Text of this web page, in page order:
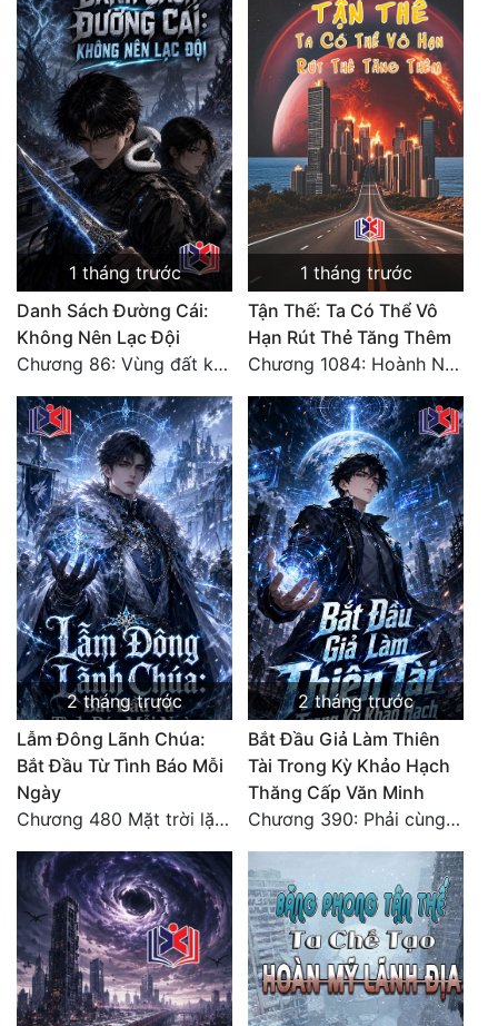
1 tháng trước
Danh Sách Đường Cái:
Không Nên Lạc Đội
Chương 86: Vùng đất không cửa
1 tháng trước
Tận Thế: Ta Có Thể Vô
Hạn Rút Thẻ Tăng Thêm
Chương 1084: Hoành Nhập Vi Quan
2 tháng trước
Lẫm Đông Lãnh Chúa:
Bắt Đầu Từ Tình Báo Mỗi
Ngày
Chương 480 Mặt trời lặn núi (Đại kết cục)
2 tháng trước
Bắt Đầu Giả Làm Thiên
Tài Trong Kỳ Khảo Hạch
Thăng Cấp Văn Minh
Chương 390: Phải cùng nhau gánh